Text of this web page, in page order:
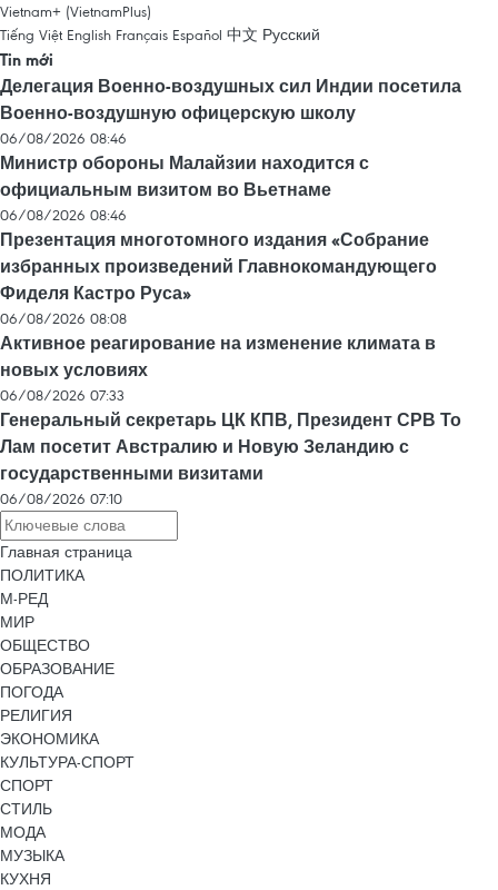
Vietnam+ (VietnamPlus)
Tiếng Việt English Français Español 中文 Русский
Tin mới
Делегация Военно-воздушных сил Индии посетила
Военно-воздушную офицерскую школу
06/08/2026 08:46
Министр обороны Малайзии находится с
официальным визитом во Вьетнаме
06/08/2026 08:46
Презентация многотомного издания «Собрание
избранных произведений Главнокомандующего
Фиделя Кастро Руса»
06/08/2026 08:08
Активное реагирование на изменение климата в
новых условиях
06/08/2026 07:33
Генеральный секретарь ЦК КПВ, Президент СРВ То
Лам посетит Австралию и Новую Зеландию с
государственными визитами
06/08/2026 07:10
Главная страница
ПОЛИТИКА
М-РЕД
МИР
ОБЩЕСТВО
ОБРАЗОВАНИЕ
ПОГОДА
РЕЛИГИЯ
ЭКОНОМИКА
КУЛЬТУРА-СПОРТ
СПОРТ
СТИЛЬ
МОДА
МУЗЫКА
КУХНЯ